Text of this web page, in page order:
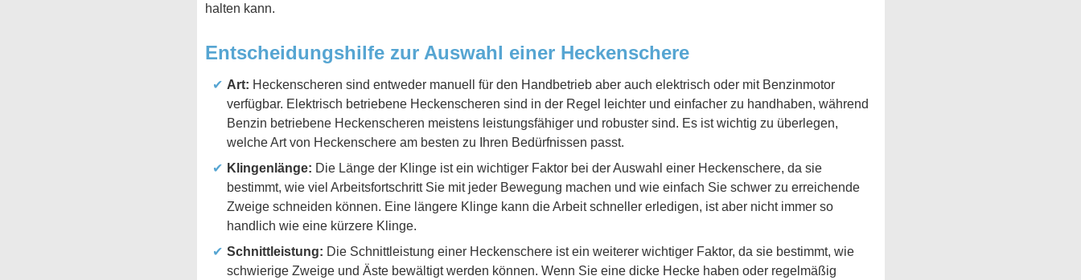
halten kann.
Entscheidungshilfe zur Auswahl einer Heckenschere
Art: Heckenscheren sind entweder manuell für den Handbetrieb aber auch elektrisch oder mit Benzinmotor
verfügbar. Elektrisch betriebene Heckenscheren sind in der Regel leichter und einfacher zu handhaben, während
Benzin betriebene Heckenscheren meistens leistungsfähiger und robuster sind. Es ist wichtig zu überlegen,
welche Art von Heckenschere am besten zu Ihren Bedürfnissen passt.
Klingenlänge: Die Länge der Klinge ist ein wichtiger Faktor bei der Auswahl einer Heckenschere, da sie
bestimmt, wie viel Arbeitsfortschritt Sie mit jeder Bewegung machen und wie einfach Sie schwer zu erreichende
Zweige schneiden können. Eine längere Klinge kann die Arbeit schneller erledigen, ist aber nicht immer so
handlich wie eine kürzere Klinge.
Schnittleistung: Die Schnittleistung einer Heckenschere ist ein weiterer wichtiger Faktor, da sie bestimmt, wie
schwierige Zweige und Äste bewältigt werden können. Wenn Sie eine dicke Hecke haben oder regelmäßig